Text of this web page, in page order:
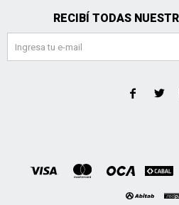
RECIBÍ TODAS
 